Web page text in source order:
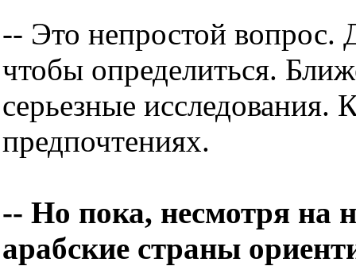
-- Это непростой вопрос.
чтобы определиться.
серьезные исследования.
предпочтениях.
-- Но пока, несмотря на
арабские страны